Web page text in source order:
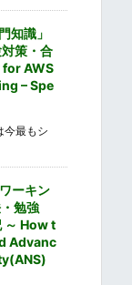
知識」
策・合
for AWS
– Spe
今最もシ
ーキン
勉強
～ How t
Advanc